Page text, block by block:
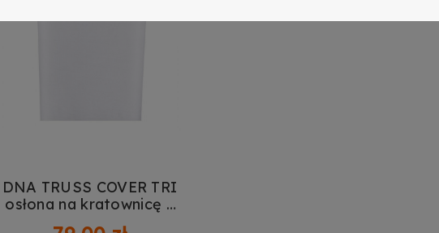
DNA TRUSS COVER TRI
osłona na kratownicę 2